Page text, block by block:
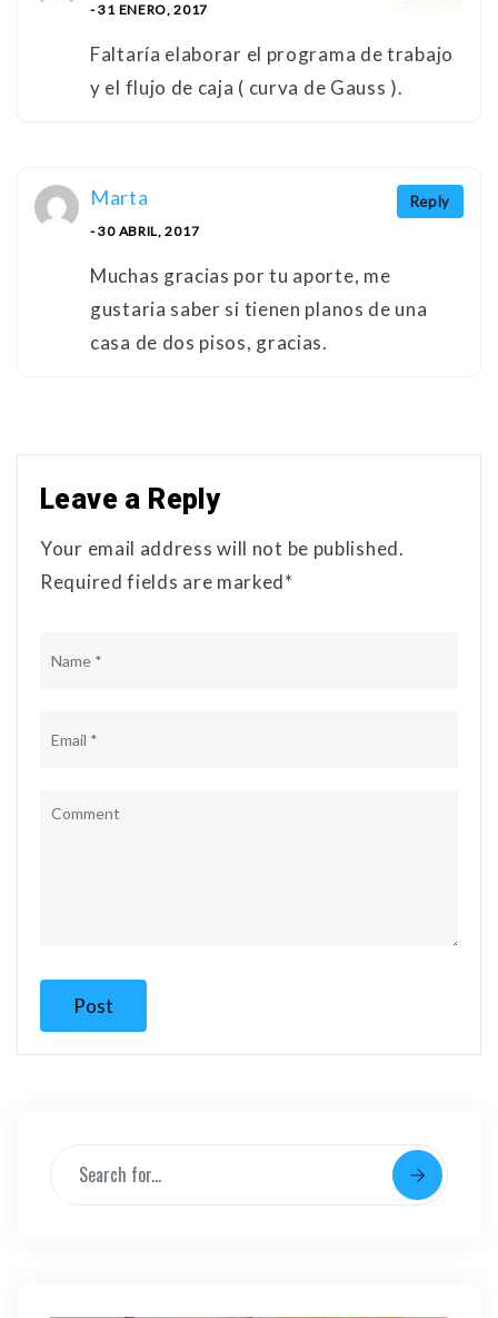
- 31 ENERO, 2017
Faltaría elaborar el programa de trabajo
y el flujo de caja ( curva de Gauss ).
Reply
Marta
- 30 ABRIL, 2017
Muchas gracias por tu aporte, me
gustaria saber si tienen planos de una
casa de dos pisos, gracias.
Leave a Reply
Your email address will not be published.
Required fields are marked*